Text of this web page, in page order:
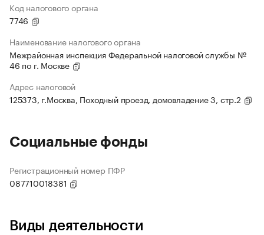
Код налогового органа
7746
Наименование налогового органа
Межрайонная инспекция Федеральной налоговой службы №
46 по г. Москве
Адрес налоговой
125373, г.Москва, Походный проезд, домовладение 3, стр.2
Социальные фонды
Регистрационный номер ПФР
087710018381
Виды деятельности